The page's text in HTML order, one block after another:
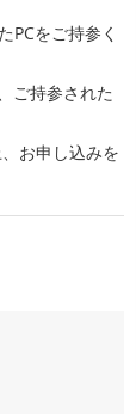
PCをご持参く
ご持参された
お申し込みを